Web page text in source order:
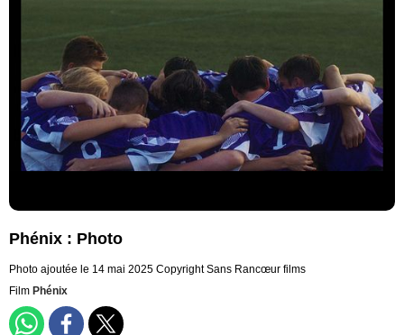
Phénix : Photo
Photo ajoutée le 14 mai 2025 Copyright Sans Rancœur films
Film Phénix